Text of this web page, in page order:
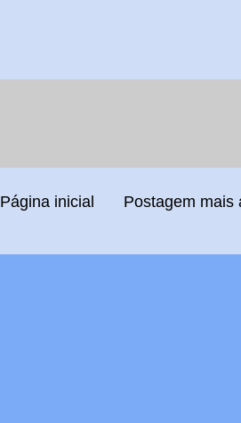
Postagem mais
Página inicial